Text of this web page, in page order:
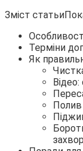
Зміст
Терміни
Як
Відео:
Полив